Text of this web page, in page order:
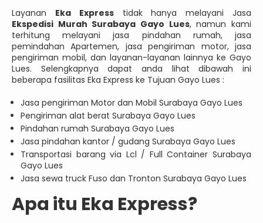
Layanan Eka Expresstidak hanya melayani Jasa
Ekspedisi Murah Surabaya Gayo Lues, namun kami
terhitung melayani jasa pindahan rumah, jasa
pemindahan Apartemen, jasa pengiriman motor, jasa
pengiriman mobil, dan layanan-layanan lainnya ke Gayo
Lues. Selengkapnya dapat anda lihat dibawah ini
beberapa fasilitas Eka Express ke Tujuan Gayo Lues :
Jasa pengiriman Motor dan Mobil Surabaya Gayo Lues
Pengiriman alat berat Surabaya Gayo Lues
Pindahan rumah Surabaya Gayo Lues
Jasa pindahan kantor / gudang Surabaya Gayo Lues
Transportasi barang via Lcl / Full Container Surabaya
Gayo Lues
Jasa sewa truck Fuso dan Tronton Surabaya Gayo Lues
Apa itu Eka Express?